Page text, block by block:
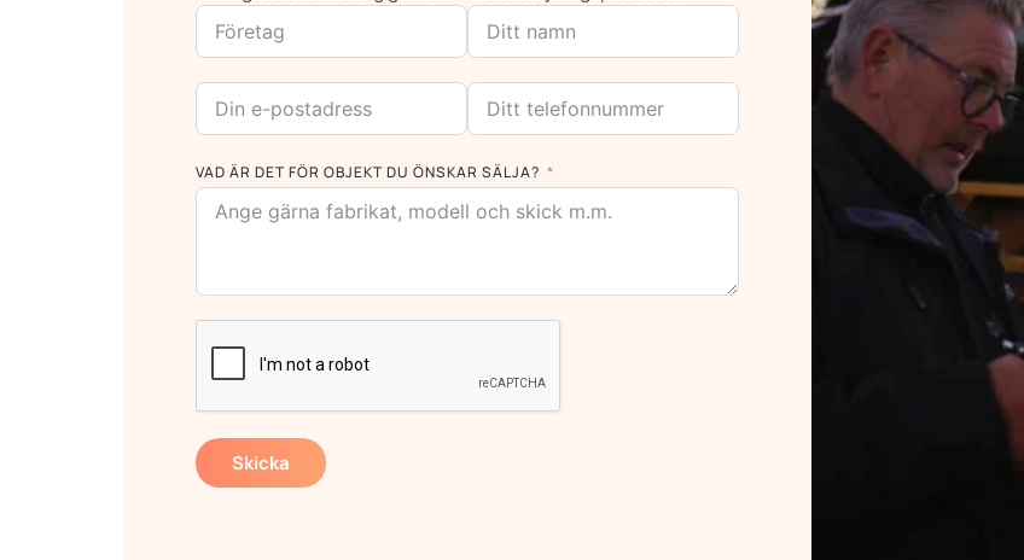
VAD ÄR DET FÖR OBJEKT DU ÖNSKAR SÄLJA?
Skicka